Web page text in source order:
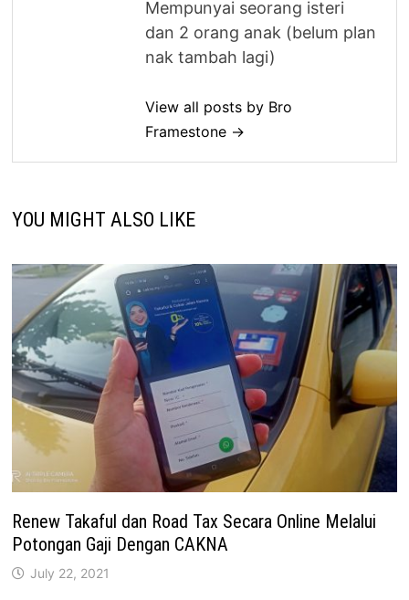
Mempunyai seorang isteri
dan 2 orang anak (belum plan
nak tambah lagi)
View all posts by Bro
Framestone →
YOU MIGHT ALSO LIKE
Renew Takaful dan Road Tax Secara Online Melalui
Potongan Gaji Dengan CAKNA
July 22, 2021